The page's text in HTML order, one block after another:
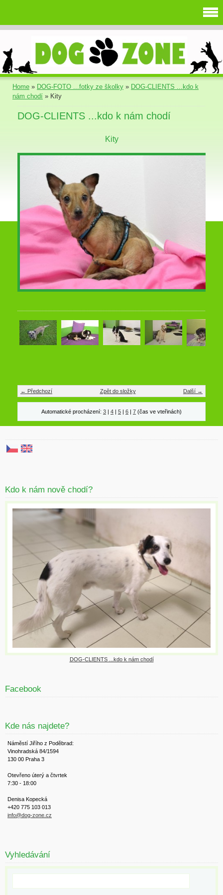
Home » DOG-FOTO ...fotky ze školky » DOG-CLIENTS ...kdo k
nám chodí » Kity
DOG-CLIENTS ...kdo k nám chodí
Kity
← Předchozí Další →
Zpět do složky
Automatické procházení: 3 | 4 | 5 | 6 | 7 (čas ve vteřinách)
Kdo k nám nově chodí?
DOG-CLIENTS ...kdo k nám chodí
Facebook
Kde nás najdete?
Náměstí Jiřího z Poděbrad:
Vinohradská 84/1594
130 00 Praha 3
Otevřeno úterý a čtvrtek
7:30 - 18:00
Denisa Kopecká
+420 775 103 013
info@dog-zone.cz
Vyhledávání